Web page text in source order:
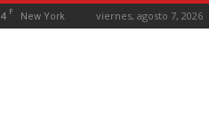
F New York viernes, agosto 7, 2026